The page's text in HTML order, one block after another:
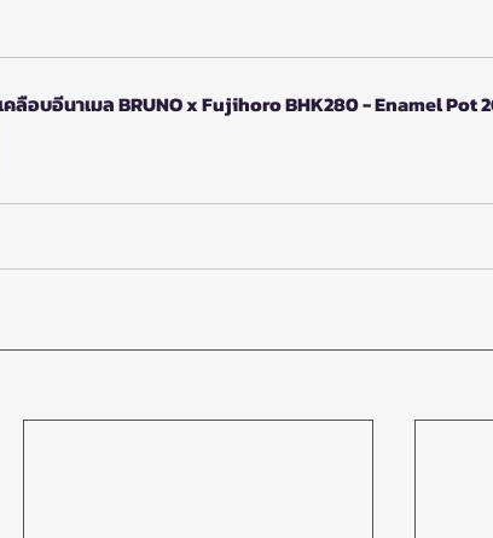
ลือบอีนาเมล BRUNO x Fujihoro BHK280 - Enamel Pot